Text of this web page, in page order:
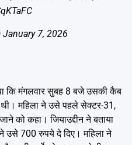
January 7, 2026
कि मंगलवार सुबह 8 बजे उसकी कैब
महिला ने उसे पहले सेक्टर-31,
को कहा। जियाउद्दीन ने बताया
उसे 700 रुपये दे दिए। महिला ने